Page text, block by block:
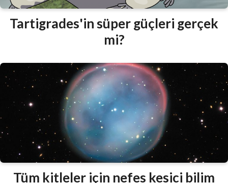
Tartigrades'in süper güçleri gerçek
mi?
Tüm kitleler için nefes kesici bilim